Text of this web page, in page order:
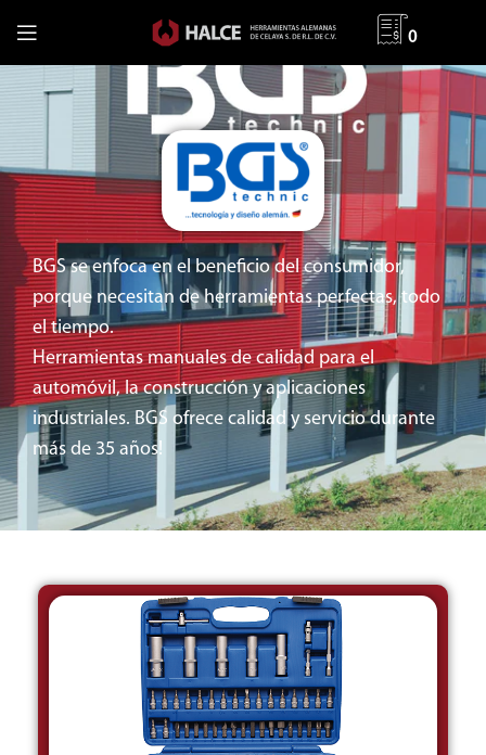
0
BGS se enfoca en el beneficio del consumidor,
porque necesitan de herramientas perfectas, todo
el tiempo.
Herramientas manuales de calidad para el
automóvil, la construcción y aplicaciones
industriales. BGS ofrece calidad y servicio durante
más de 35 años!